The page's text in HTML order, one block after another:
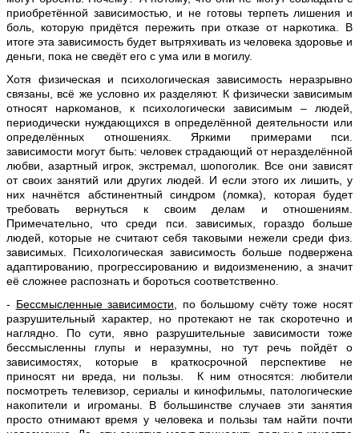
приобретённой зависимостью, и не готовы терпеть лишения и
боль, которую придётся пережить при отказе от наркотика. В
итоге эта зависимость будет вытряхивать из человека здоровье и
деньги, пока не сведёт его с ума или в могилу.
Хотя физическая и психологическая зависимость неразрывно
связаны, всё же условно их разделяют. К физически зависимым
относят наркоманов, к психологически зависимым – людей,
периодически нуждающихся в определённой деятельности или
определённых отношениях. Яркими примерами пси.
зависимости могут быть: человек страдающий от неразделённой
любви, азартный игрок, экстремал, шопоголик. Все они зависят
от своих занятий или других людей. И если этого их лишить, у
них начнётся абстинентный синдром (ломка), которая будет
требовать вернуться к своим делам и отношениям.
Примечательно, что среди пси. зависимых, гораздо больше
людей, которые не считают себя таковыми нежели среди физ.
зависимых. Психологическая зависимость больше подвержена
адаптированию, прогрессированию и видоизменению, а значит
её сложнее распознать и бороться соответственно.
- Бессмысленные зависимости , по большому счёту тоже носят
разрушительный характер, но протекают не так скоротечно и
наглядно. По сути, явно разрушительные зависимости тоже
бессмысленны глупы и неразумны, но тут речь пойдёт о
зависимостях, которые в краткосрочной перспективе не
приносят ни вреда, ни пользы. К ним относятся: любители
посмотреть телевизор, сериалы и кинофильмы, патологические
накопители и игроманы. В большинстве случаев эти занятия
просто отнимают время у человека и пользы там найти почти